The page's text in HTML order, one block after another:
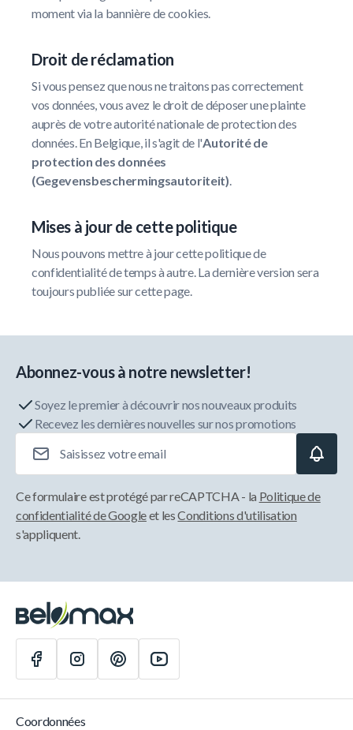
moment via la bannière de cookies.
Droit de réclamation
Si vous pensez que nous ne traitons pas correctement
vos données, vous avez le droit de déposer une plainte
auprès de votre autorité nationale de protection des
données. En Belgique, il s'agit de l'Autorité de
protection des données
(Gegevensbeschermingsautoriteit).
Mises à jour de cette politique
Nous pouvons mettre à jour cette politique de
confidentialité de temps à autre. La dernière version sera
toujours publiée sur cette page.
Abonnez-vous à notre newsletter!
Soyez le premier à découvrir nos nouveaux produits
Recevez les dernières nouvelles sur nos promotions
Ce formulaire est protégé par reCAPTCHA - la Politique de
confidentialité de Googleet lesConditions d'utilisation
s'appliquent.
Coordonnées